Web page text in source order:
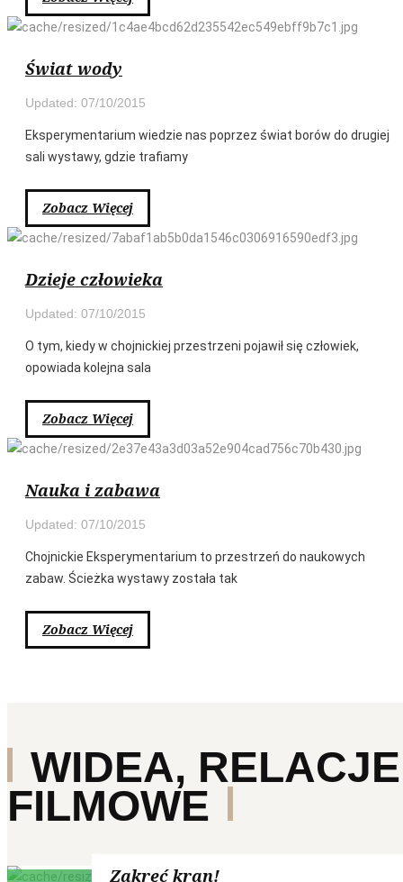
Świat wody
Updated: 07/10/2015
Eksperymentarium wiedzie nas poprzez świat borów do drugiej
sali wystawy, gdzie trafiamy
Zobacz Więcej
Dzieje człowieka
Updated: 07/10/2015
O tym, kiedy w chojnickiej przestrzeni pojawił się człowiek,
opowiada kolejna sala
Zobacz Więcej
Nauka i zabawa
Updated: 07/10/2015
Chojnickie Eksperymentarium to przestrzeń do naukowych
zabaw. Ścieżka wystawy została tak
Zobacz Więcej
WIDEA, RELACJE
FILMOWE
Read
Zakręć kran!